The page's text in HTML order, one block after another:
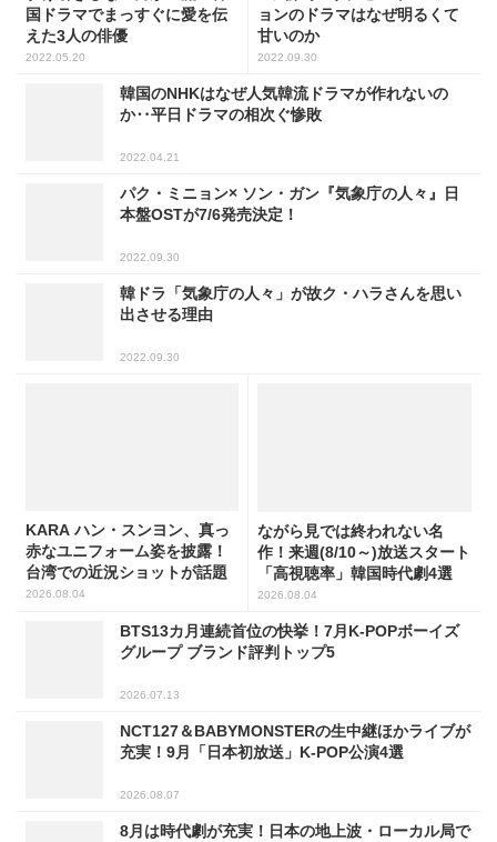
国ドラマでまっすぐに愛を伝
えた3人の俳優
2022.05.20
ョンのドラマはなぜ明るくて
甘いのか
2022.09.30
韓国のNHKはなぜ人気韓流ドラマが作れないの
か‥平日ドラマの相次ぐ惨敗
2022.04.21
パク・ミニョン× ソン・ガン『気象庁の人々』日
本盤OSTが7/6発売決定！
2022.09.30
韓ドラ「気象庁の人々」が故ク・ハラさんを思い
出させる理由
2022.09.30
KARA ハン・スンヨン、真っ
赤なユニフォーム姿を披露！
台湾での近況ショットが話題
2026.08.04
ながら見では終われない名
作！来週(8/10～)放送スタート
「高視聴率」韓国時代劇4選
2026.08.04
BTS13カ月連続首位の快挙！7月K-POPボーイズ
グループ ブランド評判トップ5
2026.07.13
NCT127＆BABYMONSTERの生中継ほかライブが
充実！9月「日本初放送」K-POP公演4選
2026.08.07
8月は時代劇が充実！日本の地上波・ローカル局で